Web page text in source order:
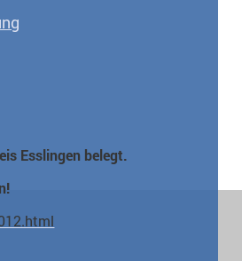
Esslingen belegt.